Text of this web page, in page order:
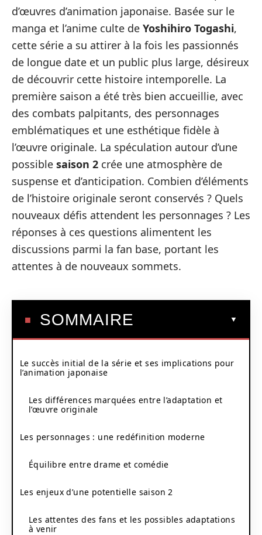
d’œuvres d’animation japonaise. Basée sur le
manga et l’anime culte de Yoshihiro Togashi,
cette série a su attirer à la fois les passionnés
de longue date et un public plus large, désireux
de découvrir cette histoire intemporelle. La
première saison a été très bien accueillie, avec
des combats palpitants, des personnages
emblématiques et une esthétique fidèle à
l’œuvre originale. La spéculation autour d’une
possible saison 2 crée une atmosphère de
suspense et d’anticipation. Combien d’éléments
de l’histoire originale seront conservés ? Quels
nouveaux défis attendent les personnages ? Les
réponses à ces questions alimentent les
discussions parmi la fan base, portant les
attentes à de nouveaux sommets.
SOMMAIRE
Le succès initial de la série et ses implications pour
l’animation japonaise
Les différences marquées entre l’adaptation et
l’œuvre originale
Les personnages : une redéfinition moderne
Équilibre entre drame et comédie
Les enjeux d’une potentielle saison 2
Les attentes des fans et les possibles adaptations
à venir